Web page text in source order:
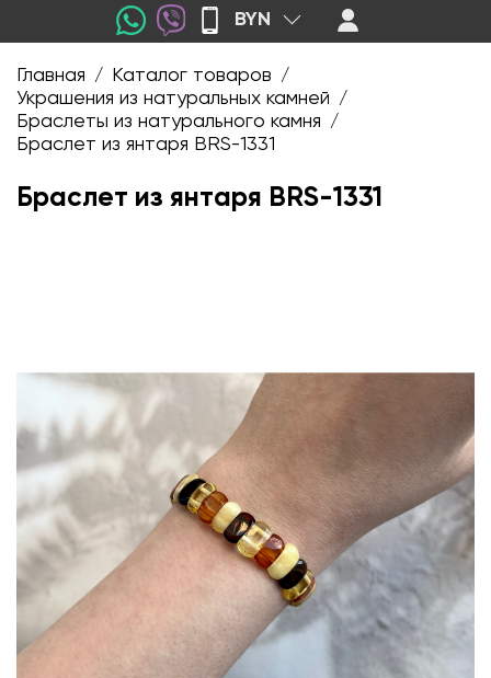
BYN
Главная / Каталог товаров /
Украшения из натуральных камней /
Браслеты из натурального камня /
Браслет из янтаря BRS-1331
Браслет из янтаря BRS-1331